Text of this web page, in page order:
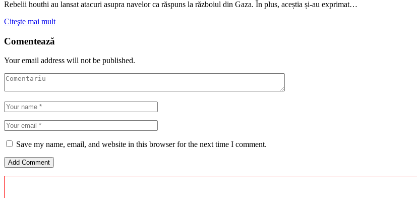
Rebelii houthi au lansat atacuri asupra navelor ca răspuns la războiul din Gaza. În plus, aceștia și-au exprimat…
Citeşte mai mult
Comentează
Your email address will not be published.
Save my name, email, and website in this browser for the next time I comment.